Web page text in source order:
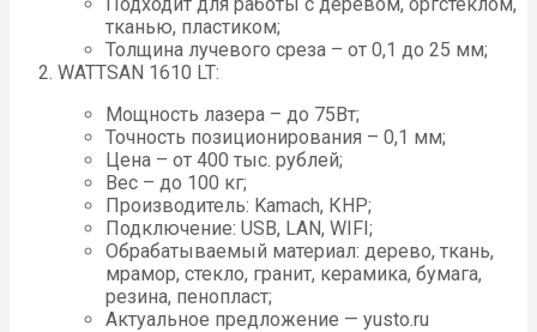
тканью, пластиком;
Толщина лучевого среза – от 0,1 до 25 мм;
WATTSAN 1610 LT:
Мощность лазера – до 75Вт;
Точность позиционирования – 0,1 мм;
Цена – от 400 тыс. рублей;
Вес – до 100 кг;
Производитель: Kamach, КНР;
Подключение: USB, LAN, WIFI;
Обрабатываемый материал: дерево, ткань,
мрамор, стекло, гранит, керамика, бумага,
резина, пенопласт;
Актуальное предложение — yusto.ru